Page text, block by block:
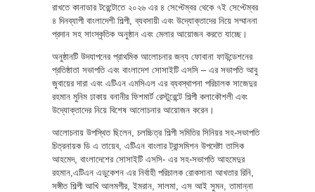
রাখতে কানাডার টরেন্টোতে ২০২৬ এর ৪ সেপ্টেম্বর থেকে ৭ই সেপ্টেম্বর
৪ দিনব্যাপী বাংলাদেশী শিল্পী, ব্যবসায়ী এবং উদ্যোক্তাদের নিয়ে সম্মাননা
প্রদান সহ সাংস্কৃতিক অনুষ্ঠান এবং মেলার আয়োজন করতে যাচ্ছে।
অনুষ্ঠানটি উদযাপনের প্রাথমিক আলোচনার জন্য ফোবানা ফাউন্ডেশনের
প্রতিষ্ঠাতা সভাপতি এবং বাংলাদেশ সোসাইটি এসসি – এর সভাপতি আবু
জুবায়ের দারা এবং এটিএন এমসিএল এর ব্যবস্থাপনা পরিচালক সাজেদুর
রহমান মুনিম ঢাকায় বনানীর ফিশমার্ট রেস্টুরেন্টে শিল্পী কলাকৌশলী এবং
উদ্যোক্তাদের নিয়ে বিশেষ আলোচনার আয়োজন করেন।
আলোচনায় উপস্থিত ছিলেন, চলচ্চিত্র শিল্পী সমিতির সিনিয়র সহ-সভাপতি
চিত্রনায়ক ডি এ তায়েব, এটিএন বাংলার ট্রান্সমিশন উপদেষ্টা তাসিক
আহমেদ, বাংলাদেশের সোসাইটি এসসি- এর সহ-সভাপতি আহমেদুর
রহমান,এটিএন এডুকেশন এর নির্বাহী পরিচালক রোকসানা আখতার রিনি,
সঙ্গীত শিল্পী আখি আলমগীর, ইমরান, সালমা, এস আই সুমন, তামান্না